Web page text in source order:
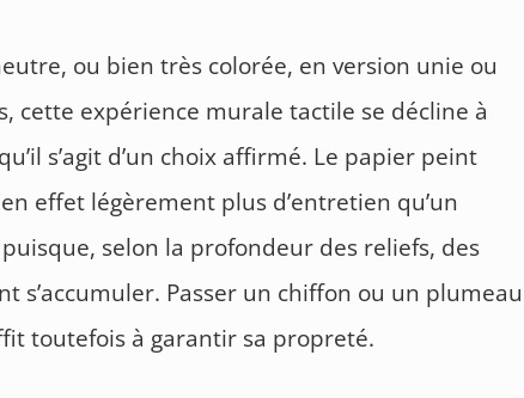
ou bien très colorée, en version unie ou
cette expérience murale tactile se décline à
s’agit d’un choix affirmé. Le papier peint
effet légèrement plus d’entretien qu’un
selon la profondeur des reliefs, des
s’accumuler. Passer un chiffon ou un plumeau
toutefois à garantir sa propreté.